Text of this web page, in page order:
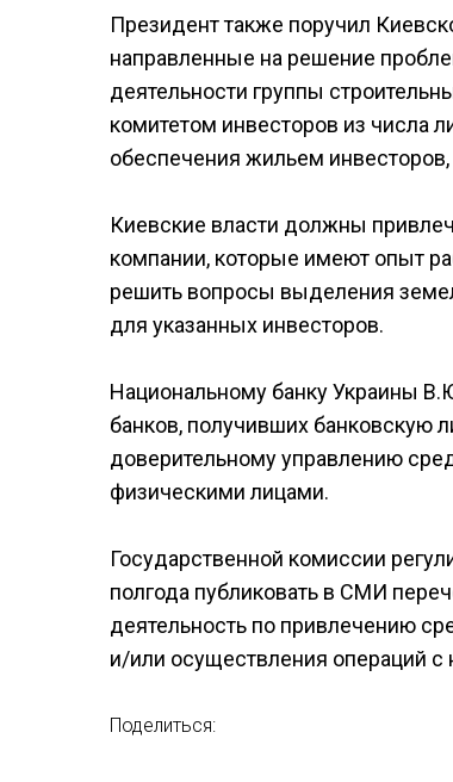
Президент также поручил
направленные на решение
деятельности группы
комитетом инвесторов из числа
обеспечения жильем
Киевские власти должны
компании, которые имеют опыт
решить вопросы выделения
для указанных инвесторов.
Национальному банку Украины
банков, получивших банковскую
доверительному управлению
физическими лицами.
Государственной комиссии
полгода публиковать в СМИ
деятельность по привлечению
и/или осуществления
Поделиться: